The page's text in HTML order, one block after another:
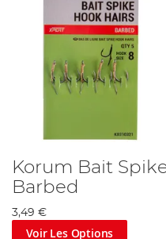
Korum Bait
Barbed
3,49 €
Voir Les Options